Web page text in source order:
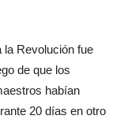
la Revolución fue
de que los
habían
20 días en otro